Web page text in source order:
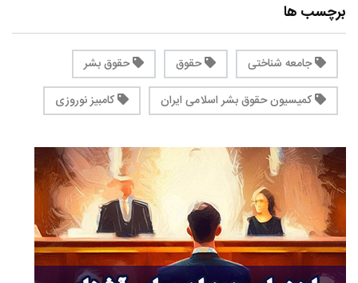
برچسب ها
جامعه شناختی حقوق
حقوق بشر
کمیسیون حقوق بشر اسلامی ایران
کامبیز نوروزی